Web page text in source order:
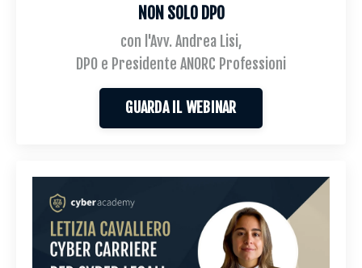
NON SOLO DPO
con l'Avv. Andrea Lisi,
DPO e Presidente ANORC Professioni
GUARDA IL WEBINAR